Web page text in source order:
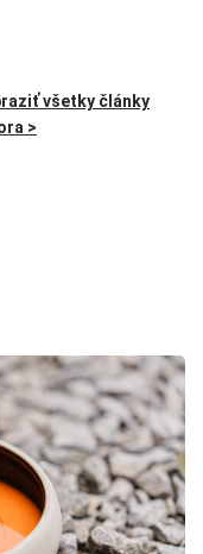
všetky články
>